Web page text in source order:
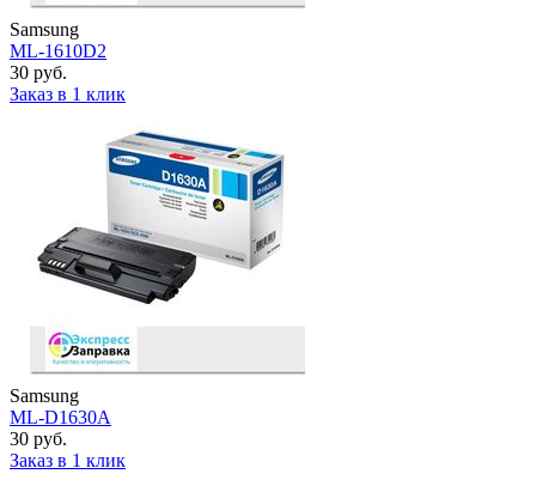
Samsung
ML-1610D2
30 руб.
Заказ в 1 клик
Samsung
ML-D1630A
30 руб.
Заказ в 1 клик